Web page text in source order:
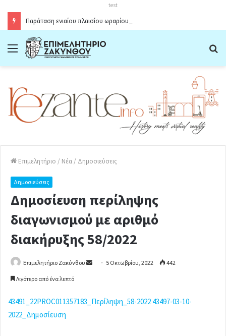
test
Menu
Επιμελητήριο / Νέα / Δημοσιεύσεις
Δημοσιεύσεις
Δημοσίευση περίληψης
διαγωνισμού με αριθμό
διακήρυξης 58/2022
Επιμελητήριο Ζακύνθου
d
5 Οκτωβρίου, 2022 442
Λιγότερο από ένα λεπτό
43491_22PROC011357183_Περίληψη_58-2022 43497-03-10-
2022_Δημοσίευση